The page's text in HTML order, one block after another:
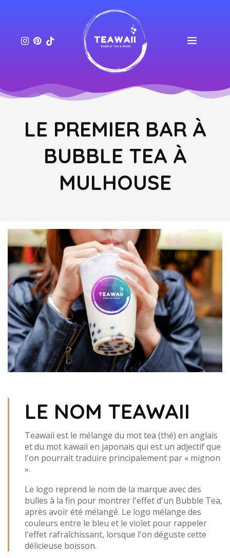
LE PREMIER BAR À
BUBBLE TEA À
MULHOUSE
LE NOM TEAWAII
Teawaii est le mélange du mot tea (thé) en anglais
et du mot kawaii en japonais qui est un adjectif que
l'on pourrait traduire principalement par « mignon
».
Le logo reprend le nom de la marque avec des
bulles à la fin pour montrer l'effet d'un Bubble Tea,
après avoir été mélangé. Le logo mélange des
couleurs entre le bleu et le violet pour rappeler
l'effet rafraîchissant, lorsque l'on déguste cette
délicieuse boisson.